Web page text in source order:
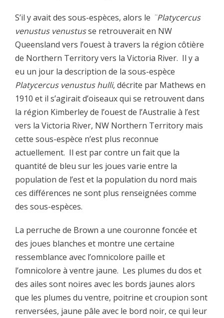
S’il y avait des sous-espèces, alors le ¨Platycercus
venustus venustusse retrouverait en NW
Queensland vers l’ouest à travers la région côtière
de Northern Territory vers la Victoria River. Il y a
eu un jour la description de la sous-espèce
Platycercus venustus hulli, décrite par Mathews en
1910 et il s’agirait d’oiseaux qui se retrouvent dans
la région Kimberley de l’ouest de l’Australie à l’est
vers la Victoria River, NW Northern Territory mais
cette sous-espèce n’est plus reconnue
actuellement. Il est par contre un fait que la
quantité de bleu sur les joues varie entre la
population de l’est et la population du nord mais
ces différences ne sont plus renseignées comme
des sous-espèces.
La perruche de Brown a une couronne foncée et
des joues blanches et montre une certaine
ressemblance avec l’omnicolore paille et
l’omnicolore à ventre jaune. Les plumes du dos et
des ailes sont noires avec les bords jaunes alors
que les plumes du ventre, poitrine et croupion sont
renversées, jaune pâle avec le bord noir, ce qui leur